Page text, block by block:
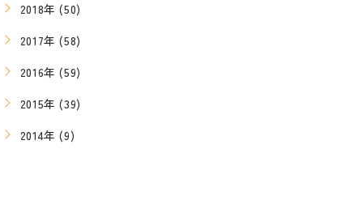
2018年 (50)
2017年 (58)
2016年 (59)
2015年 (39)
2014年 (9)